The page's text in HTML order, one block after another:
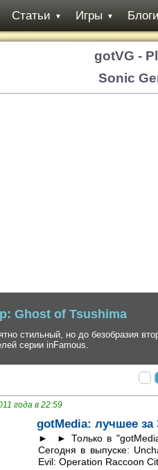
Статьи ▼ Игры ▼ Блоги
gotVG -
Sonic
of Tsushima
стильный, но до безобразия
серии inFamous.
года в 22:59
gotMedia: лучшее за
► ► Только в
Сегодня в выпуске:
Evil: Operation Raccoon